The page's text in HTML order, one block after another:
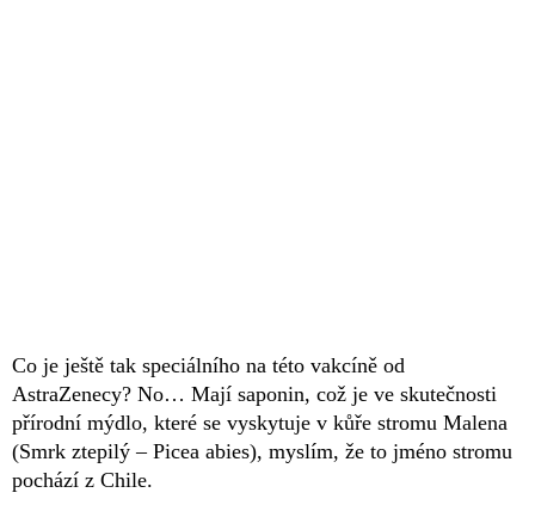
Co je ještě tak speciálního na této vakcíně od
AstraZenecy? No… Mají saponin, což je ve skutečnosti
přírodní mýdlo, které se vyskytuje v kůře stromu Malena
(Smrk ztepilý – Picea abies), myslím, že to jméno stromu
pochází z Chile.